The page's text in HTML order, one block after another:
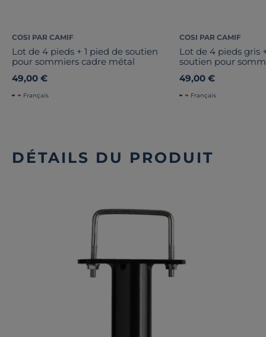
COSI PAR CAMIF
Lot de 4 pieds + 1 pied de soutien
pour sommiers cadre métal
49,00 €
Français
COSI PAR CAMIF
Lot de 4 pieds gris
soutien pour
49,00 €
Français
DÉTAILS DU PRODUIT